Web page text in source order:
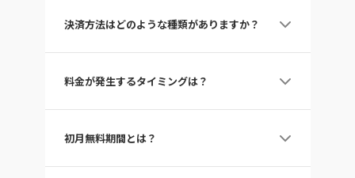
ルのみでご登録いただけます。
※プロフィールは登録状況を確認する際やパスワ
ので、正しい情報のご入力をお願いいたします。
決済方法はどのような種類がありますか？
い、auかんたん決済、ソフトバンクまとめて支
払い・ワイモバイルまとめて支払い）、アプリ内
対応しています。
料金が発生するタイミングは？
※初めてのご登録の場合は、次月分から料金が発
生します（登録初月無料）。
初月無料期間とは？